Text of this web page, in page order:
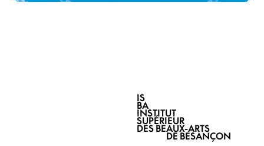
IS
BA
INSTITUT
SUPÉRIEUR
DES BEAUX-ARTS
DE BESANÇON